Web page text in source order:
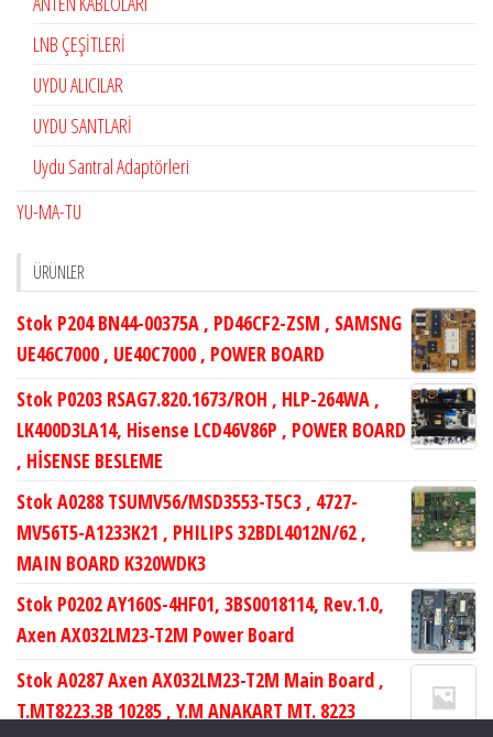
LNB ÇEŞİTLERİ
UYDU ALICILAR
UYDU SANTLARİ
Uydu Santral Adaptörleri
YU-MA-TU
ÜRÜNLER
Stok P204 BN44-00375A , PD46CF2-ZSM , SAMSNG
UE46C7000 , UE40C7000 , POWER BOARD
Stok P0203 RSAG7.820.1673/ROH , HLP-264WA ,
LK400D3LA14, Hisense LCD46V86P , POWER BOARD
, HİSENSE BESLEME
Stok A0288 TSUMV56/MSD3553-T5C3 , 4727-
MV56T5-A1233K21 , PHILIPS 32BDL4012N/62 ,
MAIN BOARD K320WDK3
Stok P0202 AY160S-4HF01, 3BS0018114, Rev.1.0,
Axen AX032LM23-T2M Power Board
Stok A0287 Axen AX032LM23-T2M Main Board ,
T.MT8223.3B 10285 , Y.M ANAKART MT. 8223